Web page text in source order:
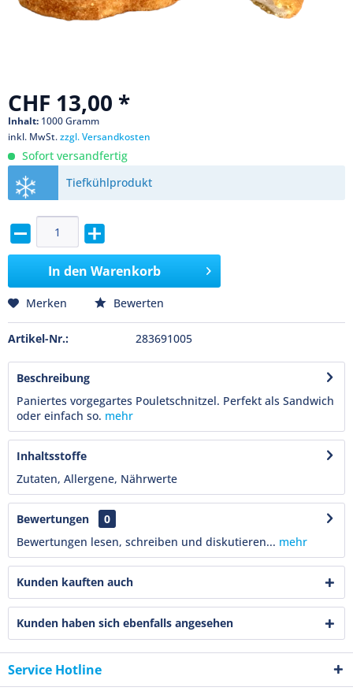
CHF 13,00 *
Inhalt: 1000 Gramm
inkl. MwSt.zzgl. Versandkosten
Sofort versandfertig
Tiefkühlprodukt
In den Warenkorb
Merken Bewerten
Artikel-Nr.: 283691005
Beschreibung
Paniertes vorgegartes Pouletschnitzel. Perfekt als Sandwich
oder einfach so. mehr
Inhaltsstoffe
Zutaten, Allergene, Nährwerte
Bewertungen
0
Bewertungen lesen, schreiben und diskutieren... mehr
Kunden kauften auch
Kunden haben sich ebenfalls angesehen
Service Hotline